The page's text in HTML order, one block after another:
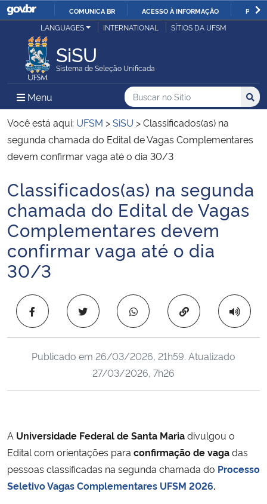
IR
COMUNICA BR ACESSO À INFORMAÇÃO
Ministério da Justiça e Segurança Pública
Ministério da Defesa
Ministério das Relações Exteriores
Ministério da Economia
Ministério da Infraestrutura
Ministério da Agricultura, Pecuária e Abastecimento
Ministério da Educação
Ministério da Cidadania
Ministério da Saúde
Ministério de Minas e Energia
Ministério da Ciência, Tecnologia, Inovações e Comunicações
Ministério do Turismo
Ministério do Desenvolvimento Regional
LANGUAGES INTERNATIONAL SÍTIOS DA UFSM
SiSU
Sistema de Seleção Unificada
Menu Menu Principal do Sítio
Busca
Buscar no no Sítio
Busca:
Você está aqui: UFSM >SiSU >Classificados(as) na
segunda chamada do Edital de Vagas Complementares
devem confirmar vaga até o dia 30/3
Início do conteúdo
Classificados(as) na segunda
chamada do Edital de Vagas
Complementares devem
confirmar vaga até o dia
30/3
Copiar para área
Publicado em 26/03/2026, 21h59. Atualizado
27/03/2026, 7h26
A Universidade Federal de Santa Mariadivulgou o
Edital com orientações para confirmação de vagadas
pessoas classificadas na segunda chamada do Processo
Seletivo Vagas Complementares UFSM 2026.